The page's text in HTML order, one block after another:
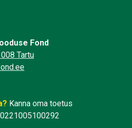
Fond
Tartu
Kanna oma toetus